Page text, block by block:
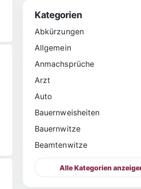
Kategorien
Abkürzungen
Allgemein
Anmachsprüche
Arzt
Auto
Bauernweisheiten
Bauernwitze
Beamtenwitze
Alle Kategorien